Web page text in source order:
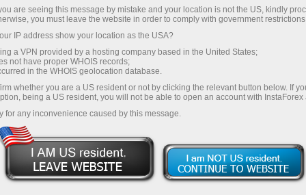
Giá vàng duy trì quanh mức 4.700 USD
Nhu cầu về vàng vẫn ổn định, mặc dù có chút sụt giảm
sau tin tức về việc đàm phán giữa Mỹ và Iran thất bại.
are seeing this message by mistake and your location is not the US, kindly
you must leave the website in order to comply with government
IP address show your location as the USA?
a VPN provided by a hosting company based in the United States;
not have proper WHOIS records;
in the WHOIS geolocation database.
whether you are a US resident or not by clicking the relevant button below. If
being a US resident, you will not be able to open an account with InstaForex
for any inconvenience caused by this message.